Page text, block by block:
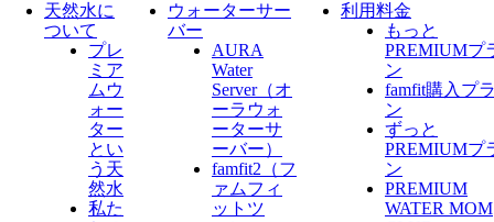
天然水に
ついて
プレ
ミア
ムウ
ォー
ター
とい
う天
然水
私た
ウォーターサー
バー
AURA
Water
Server​（オ
ーラウォ
ーターサ
ーバー）
famfit2（フ
ァムフィ
ットツ
利用料金
もっと
PREMIUMプ
ン
famfit購入プ
ン
ずっと
PREMIUMプ
ン
PREMIUM
WATER MOM